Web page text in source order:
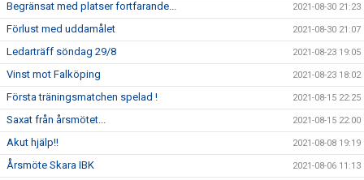
Begränsat med platser fortfarande... 2021-08-30 21:23
Förlust med uddamålet 2021-08-30 21:07
Ledarträff söndag 29/8 2021-08-23 19:05
Vinst mot Falköping 2021-08-23 18:02
Första träningsmatchen spelad ! 2021-08-15 22:25
Saxat från årsmötet... 2021-08-15 22:00
Akut hjälp!! 2021-08-08 19:19
Årsmöte Skara IBK 2021-08-06 11:13